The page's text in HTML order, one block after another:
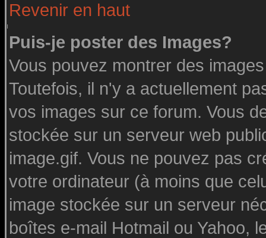
Revenir en haut
Puis-je poster des Images?
Vous pouvez montrer des
Toutefois, il n'y a actuellement
vos images sur ce forum. Vous
stockée sur un serveur web
image.gif. Vous ne pouvez pas
votre ordinateur (à moins que
image stockée sur un serveur
boîtes e-mail Hotmail ou Yahoo,